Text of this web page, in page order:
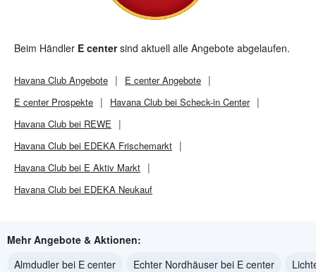
Beim Händler E centersind aktuell alle Angebote abgelaufen.
Havana Club Angebote E centerAngebote
E centerProspekte
Havana Club bei Scheck-in Center
Havana Club bei REWE
Havana Club bei EDEKA Frischemarkt
Havana Club bei E Aktiv Markt
Havana Club bei EDEKA Neukauf
Mehr Angebote & Aktionen:
Almdudler bei E center
Echter Nordhäuser bei E center